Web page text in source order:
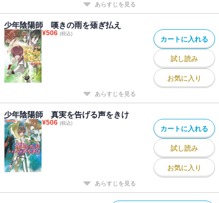
あらすじを見る
少年陰陽師 嘆きの雨を薙ぎ払え
¥506 (税込)
カートに入れる
試し読み
お気に入り
あらすじを見る
少年陰陽師 真実を告げる声をきけ
¥506 (税込)
カートに入れる
試し読み
お気に入り
あらすじを見る